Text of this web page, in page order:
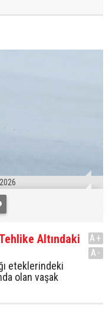
Altındaki
eteklerindeki
olan vaşak
A+
A-